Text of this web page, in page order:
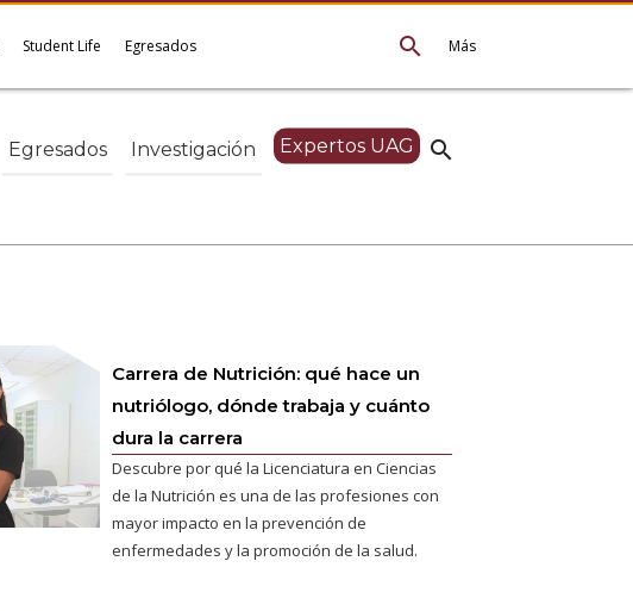
Más
search
Student Life Egresados
search
Egresados Investigación Expertos UAG
Carrera de Nutrición: qué hace un
nutriólogo, dónde trabaja y cuánto
dura la carrera
Descubre por qué la Licenciatura en Ciencias
de la Nutrición es una de las profesiones con
mayor impacto en la prevención de
enfermedades y la promoción de la salud.